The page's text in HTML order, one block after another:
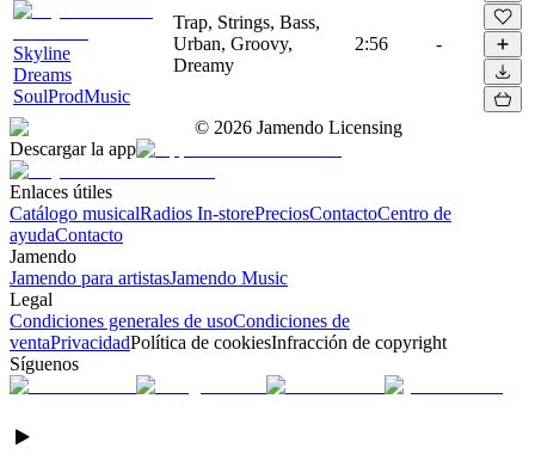
Skyline
Dreams
SoulProdMusic
Trap, Strings, Bass,
Urban, Groovy,
Dreamy
2:56 -
© 2026 Jamendo Licensing
Descargar la app
Enlaces útiles
Catálogo musicalRadios In-storePreciosContactoCentro de
ayudaContacto
Jamendo
Jamendo para artistasJamendo Music
Legal
Condiciones generales de usoCondiciones de
ventaPrivacidadPolítica de cookiesInfracción de copyright
Síguenos